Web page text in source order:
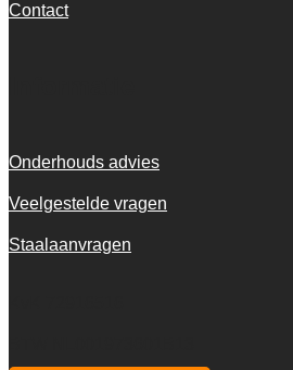
Contact
Onderhouds advies
Veelgestelde vragen
Staalaanvragen